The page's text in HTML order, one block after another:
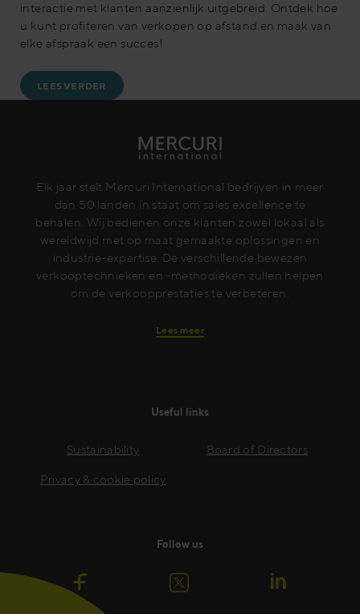
interactie met klanten aanzienlijk uitgebreid. Ontdek hoe
u kunt profiteren van verkopen op afstand en maak van
elke afspraak een succes!
LEES VERDER
Elk jaar stelt Mercuri International bedrijven in meer
dan 50 landen in staat om sales excellence te
behalen. Wij bedienen onze klanten zowel lokaal als
wereldwijd met op maat gemaakte oplossingen en
industrie-expertise. De verschillende bewezen
verkooptechnieken en -methodieken zullen helpen
om de verkoopprestaties te verbeteren.
Lees meer
Useful links
Sustainability
Privacy & cookie policy
Board of Directors
Follow us